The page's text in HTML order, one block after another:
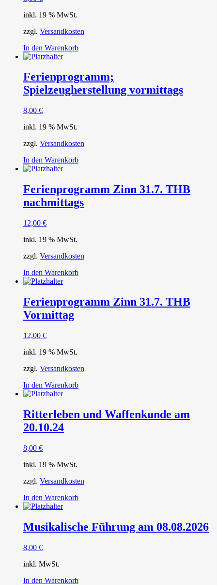
inkl. 19 % MwSt.
zzgl. Versandkosten
In den Warenkorb
Ferienprogramm;
Spielzeugherstellung vormittags
8,00 €
inkl. 19 % MwSt.
zzgl. Versandkosten
In den Warenkorb
Ferienprogramm Zinn 31.7. THB
nachmittags
12,00 €
inkl. 19 % MwSt.
zzgl. Versandkosten
In den Warenkorb
Ferienprogramm Zinn 31.7. THB
Vormittag
12,00 €
inkl. 19 % MwSt.
zzgl. Versandkosten
In den Warenkorb
Ritterleben und Waffenkunde am
20.10.24
8,00 €
inkl. 19 % MwSt.
zzgl. Versandkosten
In den Warenkorb
Musikalische Führung am 08.08.2026
8,00 €
inkl. MwSt.
In den Warenkorb